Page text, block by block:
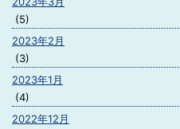
(5)
2023年2月
(3)
2023年1月
(4)
2022年12月